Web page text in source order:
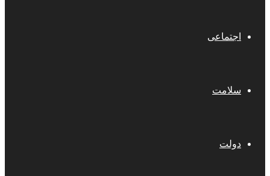
اجتماعی
سلامت
دولت